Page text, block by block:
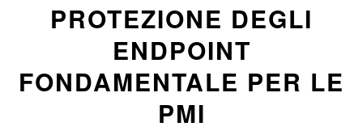
PROTEZIONE DEGLI
ENDPOINT
FONDAMENTALE PER LE
PMI